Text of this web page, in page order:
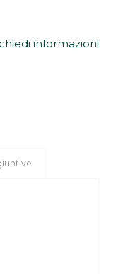
informazioni